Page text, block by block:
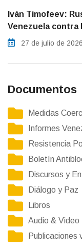
Iván Timofeev:
Venezuela contra
27 de julio de 2026
Documentos
Medidas
Informes
Resistencia
Boletín
Discursos y
Diálogo y Paz
Libros
Audio & Video
Publicaciones